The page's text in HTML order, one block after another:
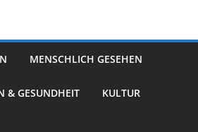
MENSCHLICH GESEHEN
& GESUNDHEIT KULTUR